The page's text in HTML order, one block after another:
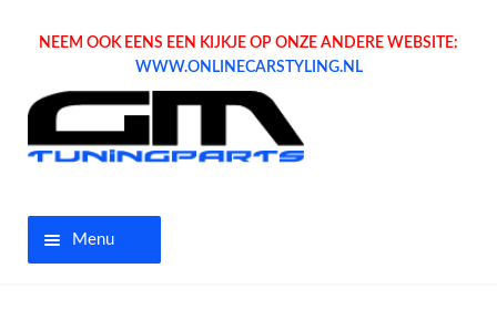
NEEM OOK EENS EEN KIJKJE OP ONZE ANDERE WEBSITE:
WWW.ONLINECARSTYLING.NL
Menu